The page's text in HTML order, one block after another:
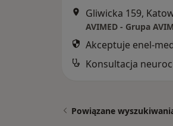
Gliwicka 159,
AVIMED - Grupa
Akceptuje enel-
Konsultacja
Powiązane